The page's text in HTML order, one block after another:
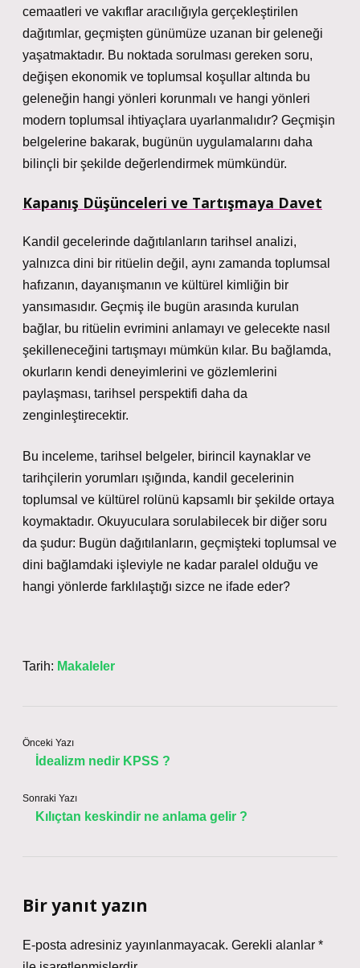
cemaatleri ve vakıflar aracılığıyla gerçekleştirilen
dağıtımlar, geçmişten günümüze uzanan bir geleneği
yaşatmaktadır. Bu noktada sorulması gereken soru,
değişen ekonomik ve toplumsal koşullar altında bu
geleneğin hangi yönleri korunmalı ve hangi yönleri
modern toplumsal ihtiyaçlara uyarlanmalıdır? Geçmişin
belgelerine bakarak, bugünün uygulamalarını daha
bilinçli bir şekilde değerlendirmek mümkündür.
Kapanış Düşünceleri ve Tartışmaya Davet
Kandil gecelerinde dağıtılanların tarihsel analizi,
yalnızca dini bir ritüelin değil, aynı zamanda toplumsal
hafızanın, dayanışmanın ve kültürel kimliğin bir
yansımasıdır. Geçmiş ile bugün arasında kurulan
bağlar, bu ritüelin evrimini anlamayı ve gelecekte nasıl
şekilleneceğini tartışmayı mümkün kılar. Bu bağlamda,
okurların kendi deneyimlerini ve gözlemlerini
paylaşması, tarihsel perspektifi daha da
zenginleştirecektir.
Bu inceleme, tarihsel belgeler, birincil kaynaklar ve
tarihçilerin yorumları ışığında, kandil gecelerinin
toplumsal ve kültürel rolünü kapsamlı bir şekilde ortaya
koymaktadır. Okuyuculara sorulabilecek bir diğer soru
da şudur: Bugün dağıtılanların, geçmişteki toplumsal ve
dini bağlamdaki işleviyle ne kadar paralel olduğu ve
hangi yönlerde farklılaştığı sizce ne ifade eder?
Tarih: Makaleler
Önceki Yazı
İdealizm nedir KPSS ?
Sonraki Yazı
Kılıçtan keskindir ne anlama gelir ?
Bir yanıt yazın
E-posta adresiniz yayınlanmayacak. Gerekli alanlar *